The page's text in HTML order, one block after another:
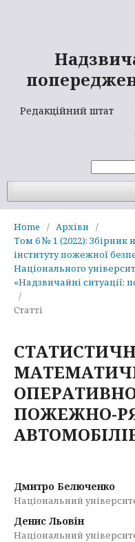
Редакційний штат
Home / Архіви
/
Том 6 № 1 (2022): Збірник
інституту пожежної
Національного
«Надзвичайні ситуації:
/
Статті
ПОЖЕЖНО-
Дмитро Белюченко
Національний
Денис Льовін
Національний